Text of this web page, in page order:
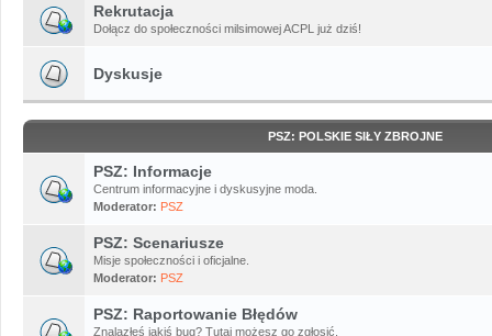
Rekrutacja
Dołącz do społeczności milsimowej ACPL już dziś!
Dyskusje
PSZ: POLSKIE SIŁY ZBROJNE
PSZ: Informacje
Centrum informacyjne i dyskusyjne moda.
Moderator: PSZ
PSZ: Scenariusze
Misje społeczności i oficjalne.
Moderator: PSZ
PSZ: Raportowanie Błędów
Znalazłeś jakiś bug? Tutaj możesz go zgłosić.